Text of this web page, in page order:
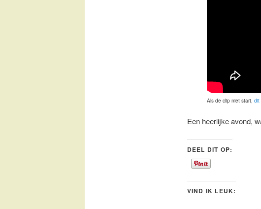
Als de clip niet start, dit
Een heerlijke avond,
DEEL DIT OP:
VIND IK LEUK: